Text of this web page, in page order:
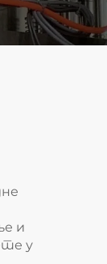
и
у